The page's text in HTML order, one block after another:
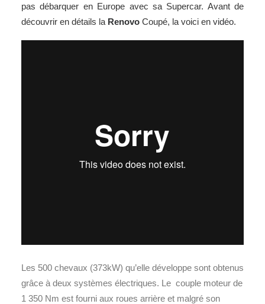
pas débarquer en Europe avec sa Supercar. Avant de
découvrir en détails la Renovo Coupé, la voici en vidéo.
Les 500 chevaux (373kW) qu’elle développe sont obtenus
grâce à deux systèmes électriques. Le couple moteur de
1 350 Nm est fourni aux roues arrière et malgré son